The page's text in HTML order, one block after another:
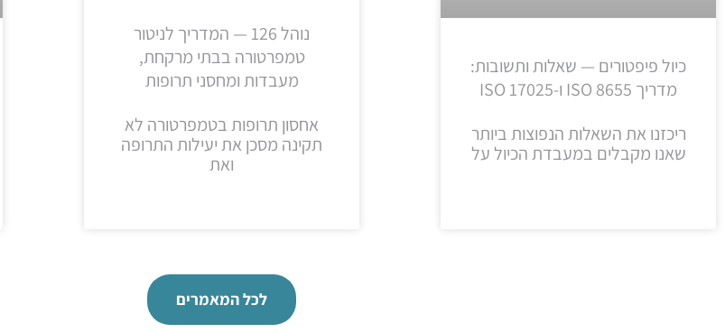
כיול פיפטורים — שאלות ותשובות:
מדריך ISO 8655 ו-ISO 17025
ריכזנו את השאלות הנפוצות ביותר
שאנו מקבלים במעבדת הכיול על
נוהל 126 — המדריך לניטור
טמפרטורה בבתי מרקחת,
מעבדות ומחסני תרופות
אחסון תרופות בטמפרטורה לא
תקינה מסכן את יעילות התרופה
ואת
לכל המאמרים